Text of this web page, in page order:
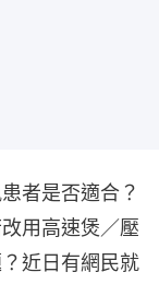
者是否適合？
用高速煲／壓
近日有網民就